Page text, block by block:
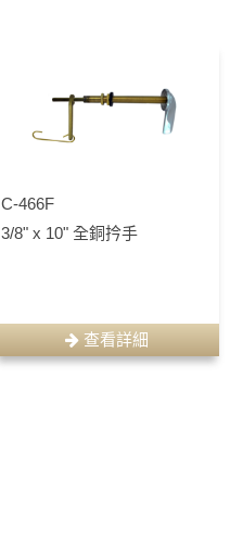
C-466F
3/8" x 10" 全銅扲手
查看詳細